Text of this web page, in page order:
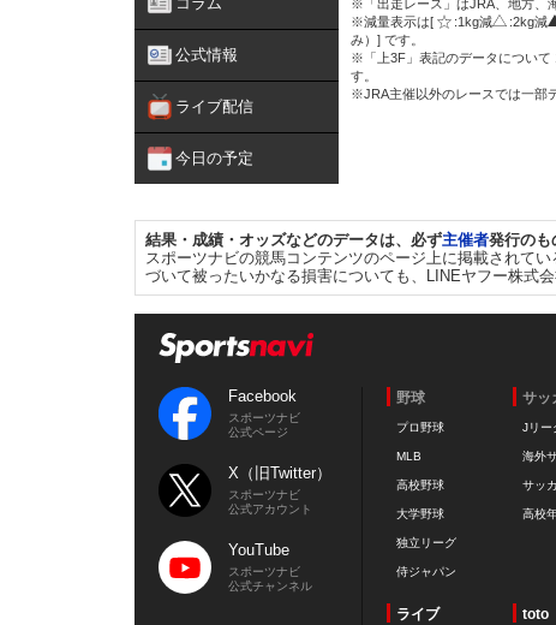
公式情報
ライブ配信
今日の予定
※「出走レース」はJRA、地方、
※減量表示は[
:1kg減 :2kg減
み）] です。
※「上3F」表記のデータについて
す。
※JRA主催以外のレースでは一部
結果・成績・オッズなどのデータは、必ず主催者発行のも
スポーツナビの競馬コンテンツのページ上に掲載されて
づいて被ったいかなる損害についても、LINEヤフー株式
Facebook
スポーツナビ
公式ページ
X（旧Twitter）
スポーツナビ
公式アカウント
YouTube
スポーツナビ
公式チャンネル
野球
プロ野球
MLB
高校野球
大学野球
独立リーグ
侍ジャパン
サッ
Jリー
海外
サッ
高校
ライブ toto